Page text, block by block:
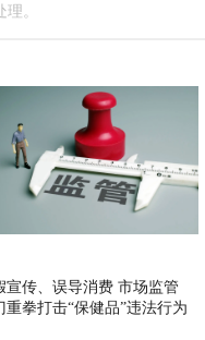
。
宣传、误导消费 市场监管
重拳打击“保健品”违法行为